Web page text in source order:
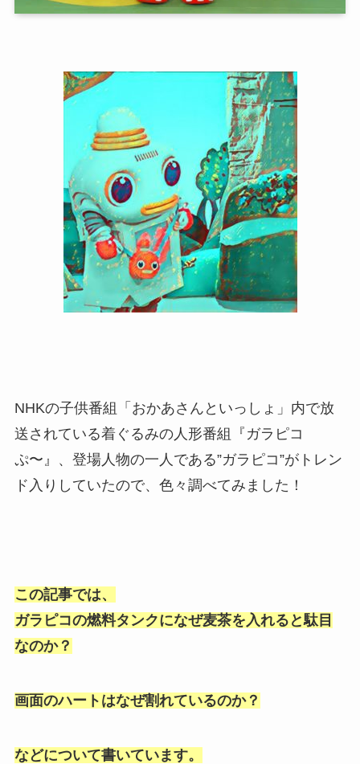
NHKの子供番組「おかあさんといっしょ」内で放
送されている着ぐるみの人形番組『ガラピコ
ぷ〜』、登場人物の一人である”ガラピコ”がトレン
ド入りしていたので、色々調べてみました！
この記事では、
ガラピコの燃料タンクになぜ麦茶を入れると駄目
なのか？
画面のハートはなぜ割れているのか？
などについて書いています。